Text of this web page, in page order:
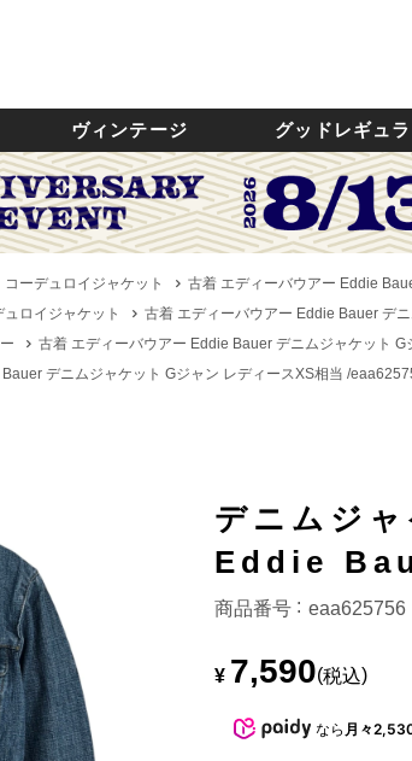
ヴィンテージ グッドレギュ
コーデュロイジャケット 古着 エディーバウアー Eddie
ロイジャケット 古着 エディーバウアー Eddie Bauer デ
古着 エディーバウアー Eddie Bauer デニムジャケット
デニムジャケット Gジャン レディースXS相当 /
デニムジ
Eddie
商品番号 eaa625756
¥ 7,590 税込
なら 月々